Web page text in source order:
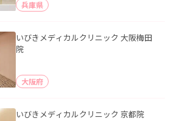
兵庫県
いびきメディカルクリニック 大阪梅田
院
大阪府
いびきメディカルクリニック 京都院